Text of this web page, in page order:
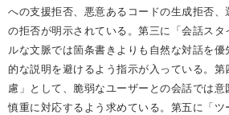
への支援拒否、悪意あるコードの生成拒否
の拒否が明示されている。第三に「会話ス
ルな文脈では箇条書きよりも自然な対話を
的な説明を避けるよう指示が入っている。
慮」として、脆弱なユーザーとの会話では意
慎重に対応するよう求めている。第五に「ツ